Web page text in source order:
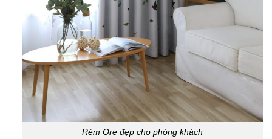
Rèm Ore đẹp cho phòng khách